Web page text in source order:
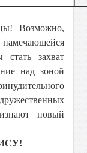
Возможно,
стать захват
над зоной
новый